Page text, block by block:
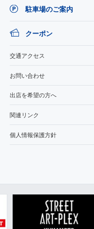
駐車場のご案内
クーポン
交通アクセス
お問い合わせ
出店を希望の方へ
関連リンク
個人情報保護方針